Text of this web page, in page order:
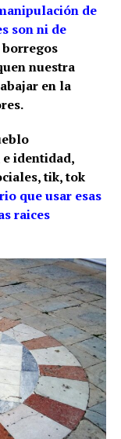
de
son ni de
nuestra
en la
identidad,
tik, tok
que usar esas
raices